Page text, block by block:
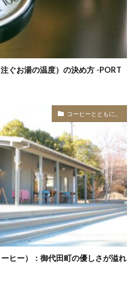
ぐお湯の温度）の決め方 -PORT
コーヒーとともに。
ヒー）：御代田町の優しさが溢れ